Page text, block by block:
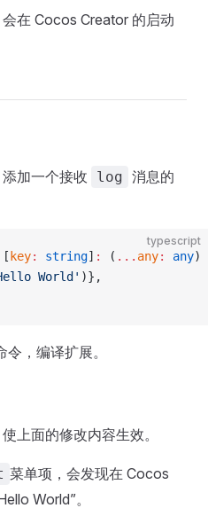
在 Cocos Creator 的启动
加一个接收 log 消息的
typescript
key: string] : ( ... any: any)
World' )},
令，编译扩展。
上面的修改内容生效。
菜单项，会发现在 Cocos
World”。